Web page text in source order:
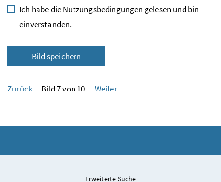
Ich habe dieNutzungsbedingungen gelesen und bin
einverstanden.
Bild speichern
Zurück Bild 7 von 10 Weiter
Erweiterte Suche